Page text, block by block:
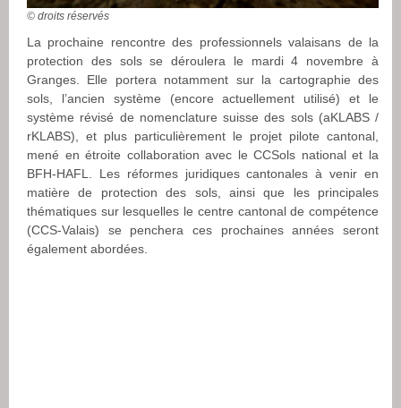
© droits réservés
La prochaine rencontre des professionnels valaisans de la
protection des sols se déroulera le mardi 4 novembre à
Granges. Elle portera notamment sur la cartographie des
sols, l’ancien système (encore actuellement utilisé) et le
système révisé de nomenclature suisse des sols (aKLABS /
rKLABS), et plus particulièrement le projet pilote cantonal,
mené en étroite collaboration avec le CCSols national et la
BFH-HAFL. Les réformes juridiques cantonales à venir en
matière de protection des sols, ainsi que les principales
thématiques sur lesquelles le centre cantonal de compétence
(CCS-Valais) se penchera ces prochaines années seront
également abordées.